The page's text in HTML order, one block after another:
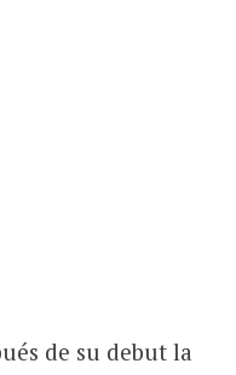
de su debut la